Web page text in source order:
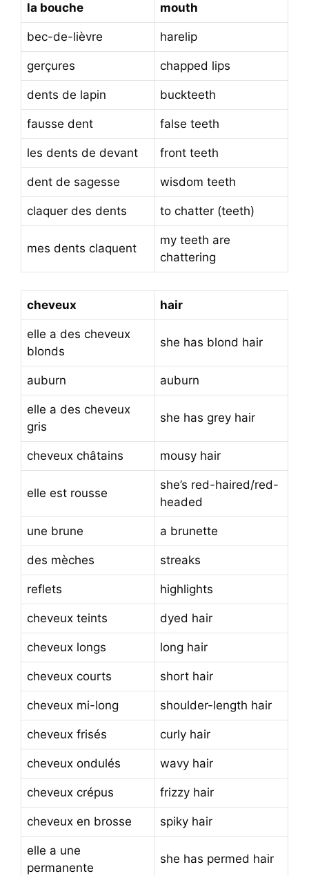
la bouche mouth
bec-de-lièvre harelip
gerçures chapped lips
dents de lapin buckteeth
fausse dent false teeth
les dents de devant front teeth
dent de sagesse wisdom teeth
claquer des dents to chatter (teeth)
mes dents claquent
my teeth are
chattering
cheveux hair
elle a des cheveux
blonds
she has blond hair
auburn auburn
elle a des cheveux
gris
she has grey hair
cheveux châtains mousy hair
elle est rousse
she’s red-haired/red-
headed
une brune a brunette
des mèches streaks
reflets highlights
cheveux teints dyed hair
cheveux longs long hair
cheveux courts short hair
cheveux mi-long shoulder-length hair
cheveux frisés curly hair
cheveux ondulés wavy hair
cheveux crépus frizzy hair
cheveux en brosse spiky hair
elle a une
permanente
she has permed hair